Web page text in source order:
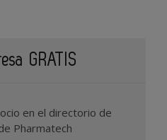
GRATIS
en el directorio de
Pharmatech